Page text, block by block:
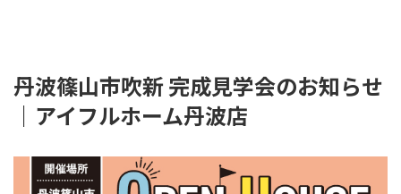
丹波篠山市吹新 完成見学会のお知らせ
｜アイフルホーム丹波店